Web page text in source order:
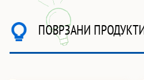
ПОВРЗАНИ